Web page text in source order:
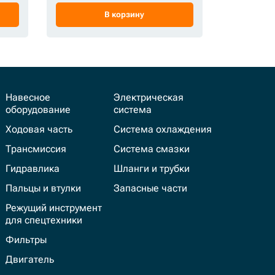
В корзину
Навесное
оборудование
Ходовая часть
Трансмиссия
Гидравлика
Пальцы и втулки
Режущий инструмент
для спецтехники
Фильтры
Двигатель
Электрическая
система
Система охлаждения
Система смазки
Шланги и трубки
Запасные части